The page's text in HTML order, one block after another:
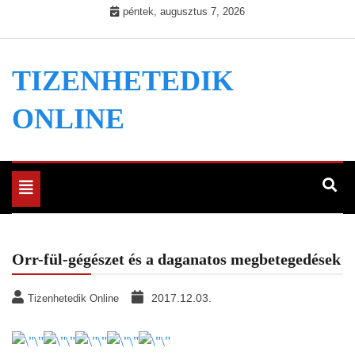
péntek, augusztus 7, 2026
TIZENHETEDIK
ONLINE
Toggle
navigation
Orr-fül-gégészet és a daganatos megbetegedések
Tizenhetedik Online 2017.12.03.